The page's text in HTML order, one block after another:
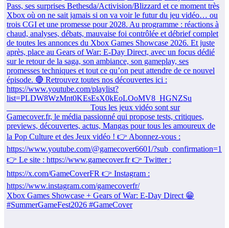
Xbox Games Showcase + Gears of War: E-Day Direct 😁
#SummerGameFest2026 #GameCover